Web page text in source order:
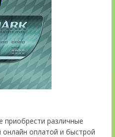
приобрести различные
оплатой и быстрой